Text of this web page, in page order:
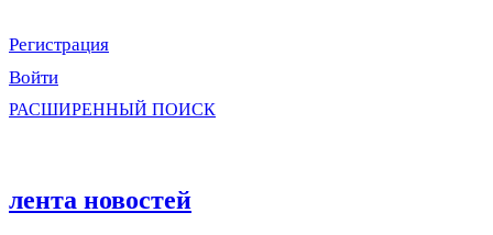
Регистрация
Войти
РАСШИРЕННЫЙ ПОИСК
лента новостей